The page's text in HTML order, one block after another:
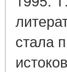
стала